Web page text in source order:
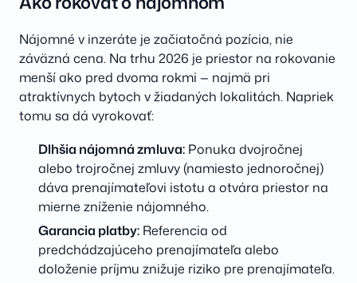
Nájomné v inzeráte je začiatočná pozícia, nie
záväzná cena. Na trhu 2026 je priestor na rokovanie
menší ako pred dvoma rokmi — najmä pri
atraktívnych bytoch v žiadaných lokalitách. Napriek
tomu sa dá vyrokovať:
Dlhšia nájomná zmluva: Ponuka dvojročnej
alebo trojročnej zmluvy (namiesto jednoročnej)
dáva prenajímateľovi istotu a otvára priestor na
mierne zníženie nájomného.
Garancia platby: Referencia od
predchádzajúceho prenajímateľa alebo
doloženie príjmu znižuje riziko pre prenajímateľa.